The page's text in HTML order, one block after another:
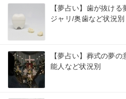
【夢占い】歯が抜け
ジャリ/奥歯など状況別
【夢占い】葬式の夢
能人など状況別